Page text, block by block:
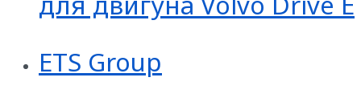
ETS Group